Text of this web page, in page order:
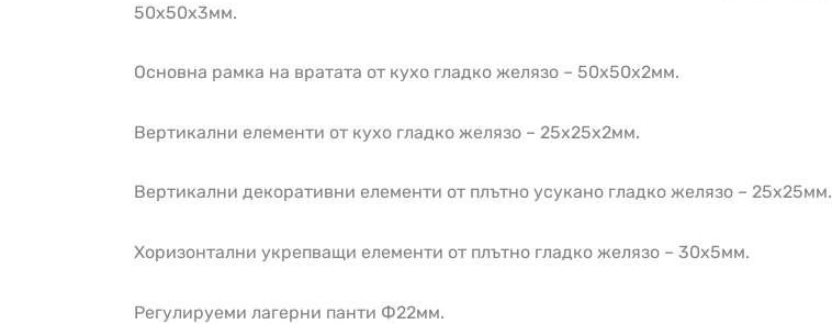
50х50х3мм.
Основна рамка на вратата от кухо гладко желязо – 50х50х2мм.
Вертикални елементи от кухо гладко желязо – 25х25х2мм.
Вертикални декоративни елементи от плътно усукано гладко желязо – 25х25мм.
Хоризонтални укрепващи елементи от плътно гладко желязо – 30х5мм.
Регулируеми лагерни панти Ф22мм.